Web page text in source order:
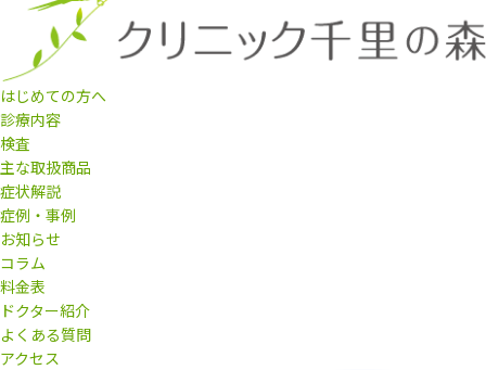
はじめての方へ
診療内容
検査
主な取扱商品
症状解説
症例・事例
お知らせ
コラム
料金表
ドクター紹介
よくある質問
アクセス